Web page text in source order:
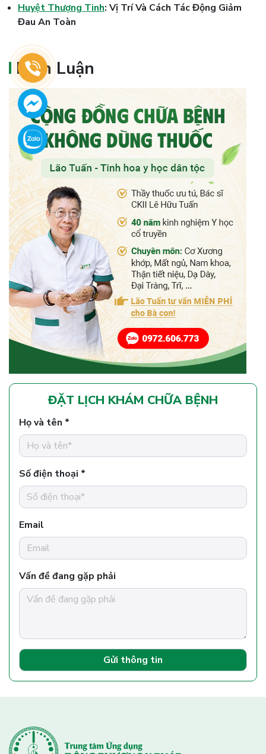
Huyệt Thượng Tinh: Vị Trí Và Cách Tác Động Giảm
Đau An Toàn
Bình Luận
ĐẶT LỊCH KHÁM CHỮA BỆNH
Họ và tên *
Số điện thoại *
Email
Vấn đề đang gặp phải
Gửi thông tin